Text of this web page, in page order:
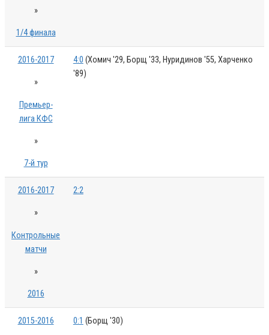
»
1/4 финала
2016-2017
»
Премьер-
лига КФС
»
7-й тур
4:0 (Хомич '29, Борщ '33, Нуридинов '55, Харченко
'89)
2016-2017
»
Контрольные
матчи
»
2016
2:2
2015-2016 0:1 (Борщ '30)